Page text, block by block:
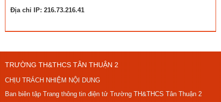
Địa chỉ IP: 216.73.216.41
TRƯỜNG TH&THCS TÂN THUẬN 2
CHỊU TRÁCH NHIỆM NỘI DUNG
Ban biên tập Trang thông tin điện tử Trường TH&THCS Tân Thuận 2